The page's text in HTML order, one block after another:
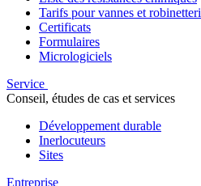
Tarifs pour vannes et
Certificats
Formulaires
Micrologiciels
Service
Conseil, études de cas et services
Développement durable
Inerlocuteurs
Sites
Entreprise